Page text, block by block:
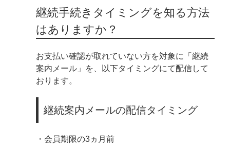
継続手続きタイミングを知る方法
はありますか？
お支払い確認が取れていない方を対象に「継続
案内メール」を、以下タイミングにて配信して
おります。
継続案内メールの配信タイミング
・会員期限の3ヵ月前